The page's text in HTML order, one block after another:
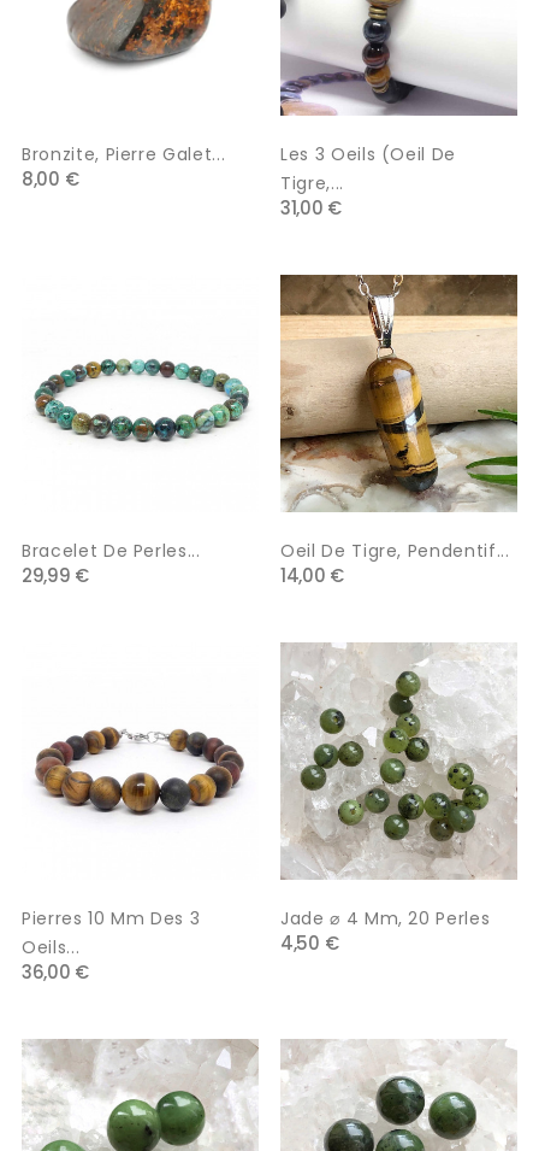
Bronzite, Pierre Galet...
8,00 €
Les 3 Oeils (oeil De
Tigre,...
31,00 €
Bracelet De Perles...
29,99 €
Oeil De Tigre, Pendentif...
14,00 €
Pierres 10 Mm Des 3
Oeils...
36,00 €
Jade ⌀ 4 Mm, 20 Perles
4,50 €